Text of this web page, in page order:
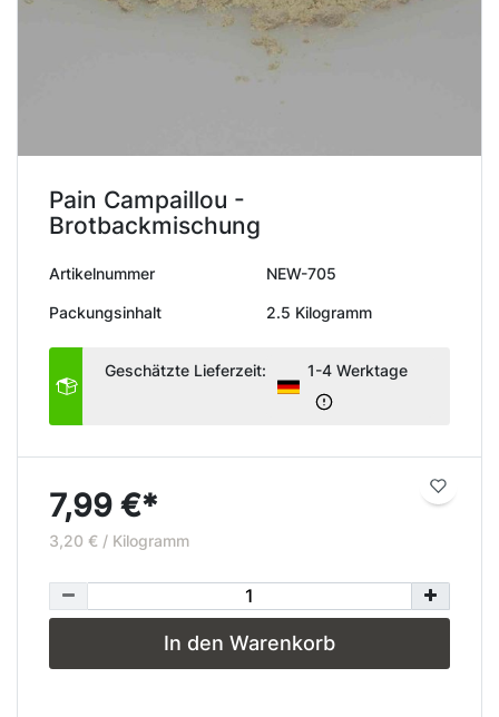
Pain Campaillou -
Brotbackmischung
Artikelnummer NEW-705
Packungsinhalt 2.5 Kilogramm
Geschätzte Lieferzeit: 1-4 Werktage
7,99 €*
3,20 € / Kilogramm
In den Warenkorb